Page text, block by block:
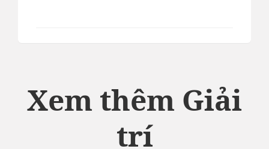
Xem thêm Giải
trí